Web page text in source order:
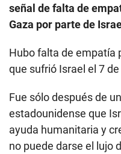
señal de falta de
Gaza por parte de
Hubo falta de empatía
que sufrió Israel el 7
Fue sólo después de
estadounidense que
ayuda humanitaria y
no puede darse el lujo